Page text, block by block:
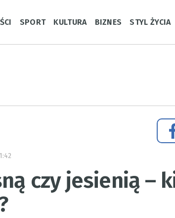
SPORT KULTURA BIZNES STYL ŻYCIA
czy jesienią –